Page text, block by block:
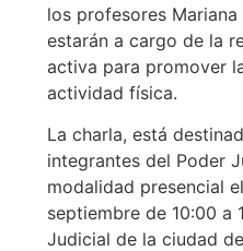
los profesores
estarán a cargo de la
activa para promover
actividad física.
La charla, está
integrantes del Poder
modalidad presencial
septiembre de 10:00 a
Judicial de la ciudad